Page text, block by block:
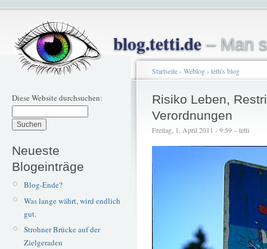
blog.tetti.de– Man
Diese Website durchsuchen:
Neueste
Blogeinträge
Blog-Ende?
Was lange währt, wird endlich
gut.
Strohner Brücke auf der
Zielgeraden
Startseite› Weblog› tetti's blog
Risiko Leben,
Verordnungen
Freitag, 1. April 2011 - 9:59 – tetti